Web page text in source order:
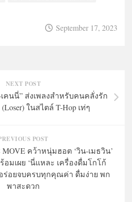
September 17, 2023
NEXT POST
คนนี่” ส่งเพลงสำหรับคนคลั่งรัก
ในสไตล์ T-Hop เท่ๆ
POST
MOVE คว้าหนุ่มฮอต ‘วิน-เมธวิน’
อมเผย ‘นี่แหละ เครื่องดื่มโกโก้
ร่อยจบครบทุกคุณค่า ดื่มง่าย พก
พาสะดวก